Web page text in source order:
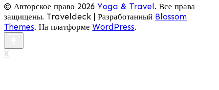
© Авторское право 2026 Yoga & Travel. Все права
защищены. Traveldeck | Разработанный Blossom
Themes. На платформе WordPress.
X